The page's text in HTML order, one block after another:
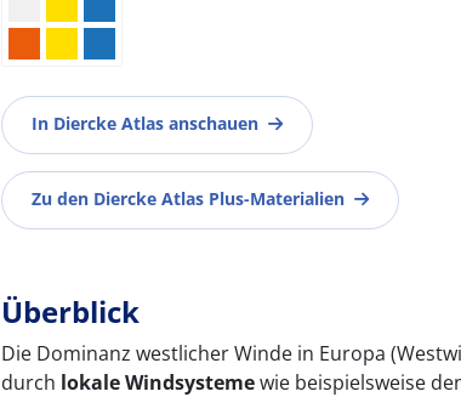
In Diercke Atlas anschauen
Zu den Diercke Atlas Plus-Materialien
Überblick
Die Dominanz westlicher Winde in Europa
durch lokaleWindsystemewie beispielsweise